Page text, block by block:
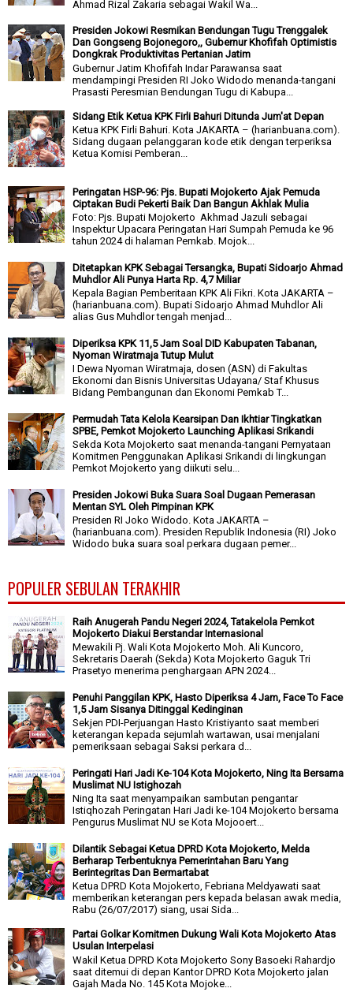
Ahmad Rizal Zakaria sebagai Wakil Wa...
Presiden Jokowi Resmikan Bendungan Tugu Trenggalek
Dan Gongseng Bojonegoro,, Gubernur Khofifah Optimistis
Dongkrak Produktivitas Pertanian Jatim
Gubernur Jatim Khofifah Indar Parawansa saat
mendampingi Presiden RI Joko Widodo menanda-tangani
Prasasti Peresmian Bendungan Tugu di Kabupa...
Sidang Etik Ketua KPK Firli Bahuri Ditunda Jum'at Depan
Ketua KPK Firli Bahuri. Kota JAKARTA – (harianbuana.com).
Sidang dugaan pelanggaran kode etik dengan terperiksa
Ketua Komisi Pemberan...
Peringatan HSP-96: Pjs. Bupati Mojokerto Ajak Pemuda
Ciptakan Budi Pekerti Baik Dan Bangun Akhlak Mulia
Foto: Pjs. Bupati Mojokerto Akhmad Jazuli sebagai
Inspektur Upacara Peringatan Hari Sumpah Pemuda ke 96
tahun 2024 di halaman Pemkab. Mojok...
Ditetapkan KPK Sebagai Tersangka, Bupati Sidoarjo Ahmad
Muhdlor Ali Punya Harta Rp. 4,7 Miliar
Kepala Bagian Pemberitaan KPK Ali Fikri. Kota JAKARTA –
(harianbuana.com). Bupati Sidoarjo Ahmad Muhdlor Ali
alias Gus Muhdlor tengah menjad...
Diperiksa KPK 11,5 Jam Soal DID Kabupaten Tabanan,
Nyoman Wiratmaja Tutup Mulut
I Dewa Nyoman Wiratmaja, dosen (ASN) di Fakultas
Ekonomi dan Bisnis Universitas Udayana/ Staf Khusus
Bidang Pembangunan dan Ekonomi Pemkab T...
Permudah Tata Kelola Kearsipan Dan Ikhtiar Tingkatkan
SPBE, Pemkot Mojokerto Launching Aplikasi Srikandi
Sekda Kota Mojokerto saat menanda-tangani Pernyataan
Komitmen Penggunakan Aplikasi Srikandi di lingkungan
Pemkot Mojokerto yang diikuti selu...
Presiden Jokowi Buka Suara Soal Dugaan Pemerasan
Mentan SYL Oleh Pimpinan KPK
Presiden RI Joko Widodo. Kota JAKARTA –
(harianbuana.com). Presiden Republik Indonesia (RI) Joko
Widodo buka suara soal perkara dugaan pemer...
POPULER SEBULAN TERAKHIR
Raih Anugerah Pandu Negeri 2024, Tatakelola Pemkot
Mojokerto Diakui Berstandar Internasional
Mewakili Pj. Wali Kota Mojokerto Moh. Ali Kuncoro,
Sekretaris Daerah (Sekda) Kota Mojokerto Gaguk Tri
Prasetyo menerima penghargaan APN 2024...
Penuhi Panggilan KPK, Hasto Diperiksa 4 Jam, Face To Face
1,5 Jam Sisanya Ditinggal Kedinginan
Sekjen PDI-Perjuangan Hasto Kristiyanto saat memberi
keterangan kepada sejumlah wartawan, usai menjalani
pemeriksaan sebagai Saksi perkara d...
Peringati Hari Jadi Ke-104 Kota Mojokerto, Ning Ita Bersama
Muslimat NU Istighozah
Ning Ita saat menyampaikan sambutan pengantar
Istiqhozah Peringatan Hari Jadi ke-104 Mojokerto bersama
Pengurus Muslimat NU se Kota Mojooert...
Dilantik Sebagai Ketua DPRD Kota Mojokerto, Melda
Berharap Terbentuknya Pemerintahan Baru Yang
Berintegritas Dan Bermartabat
Ketua DPRD Kota Mojokerto, Febriana Meldyawati saat
memberikan keterangan pers kepada belasan awak media,
Rabu (26/07/2017) siang, usai Sida...
Partai Golkar Komitmen Dukung Wali Kota Mojokerto Atas
Usulan Interpelasi
Wakil Ketua DPRD Kota Mojokerto Sony Basoeki Rahardjo
saat ditemui di depan Kantor DPRD Kota Mojokerto jalan
Gajah Mada No. 145 Kota Mojoke...